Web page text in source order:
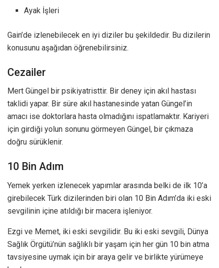
Ayak İşleri
Gain’de izlenebilecek en iyi diziler bu şekildedir. Bu dizilerin
konusunu aşağıdan öğrenebilirsiniz.
Cezailer
Mert Güngel bir psikiyatristtir. Bir deney için akıl hastası
taklidi yapar. Bir süre akıl hastanesinde yatan Güngel’in
amacı ise doktorlara hasta olmadığını ispatlamaktır. Kariyeri
için girdiği yolun sonunu görmeyen Güngel, bir çıkmaza
doğru sürüklenir.
10 Bin Adım
Yemek yerken izlenecek yapımlar arasında belki de ilk 10’a
girebilecek Türk dizilerinden biri olan 10 Bin Adım’da iki eski
sevgilinin içine atıldığı bir macera işleniyor.
Ezgi ve Memet, iki eski sevgilidir. Bu iki eski sevgili, Dünya
Sağlık Örgütü’nün sağlıklı bir yaşam için her gün 10 bin atma
tavsiyesine uymak için bir araya gelir ve birlikte yürümeye